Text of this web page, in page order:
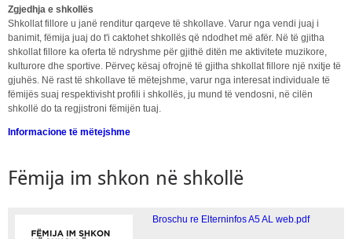
Zgjedhja e shkollës
Shkollat fillore u janë renditur qarqeve të shkollave. Varur nga vendi juaj i
banimit, fëmija juaj do t'i caktohet shkollës që ndodhet më afër. Në të gjitha
shkollat fillore ka oferta të ndryshme për gjithë ditën me aktivitete muzikore,
kulturore dhe sportive. Përveç kësaj ofrojnë të gjitha shkollat fillore një nxitje të
gjuhës. Në rast të shkollave të mëtejshme, varur nga interesat individuale të
fëmijës suaj respektivisht profili i shkollës, ju mund të vendosni, në cilën
shkollë do ta regjistroni fëmijën tuaj.
Informacione të mëtejshme
Fëmija im shkon në shkollë
Broschu re Elterninfos A5 AL web.pdf